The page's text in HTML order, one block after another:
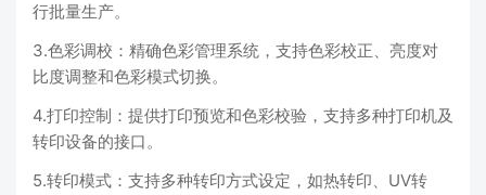
行批量生产。
3.色彩调校：精确色彩管理系统，支持色彩校正、亮度对
比度调整和色彩模式切换。
4.打印控制：提供打印预览和色彩校验，支持多种打印机及
转印设备的接口。
5.转印模式：支持多种转印方式设定，如热转印、UV转